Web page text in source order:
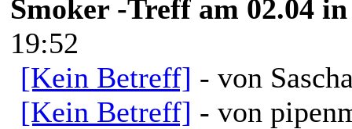
Smoker -Treff am 02.04
19:52
[Kein Betreff] - von
[Kein Betreff] - von